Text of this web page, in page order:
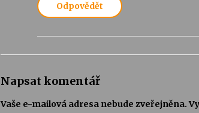
Odpovědět
Napsat komentář
Vaše e-mailová adresa nebude zveřejněna.